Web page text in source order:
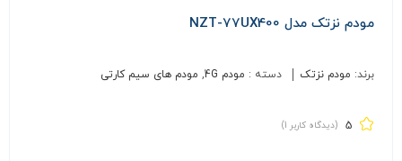
مودم نزتک مدل NZT-77UX400
برند: مودم نزتک دسته : مودم 4G , مودم های سیم کارتی
5 (دیدگاه کاربر 1
)